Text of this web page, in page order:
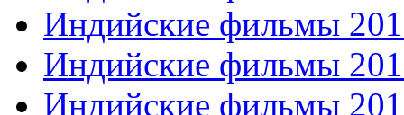
Индийские фильмы
Индийские фильмы
Индийские фильмы